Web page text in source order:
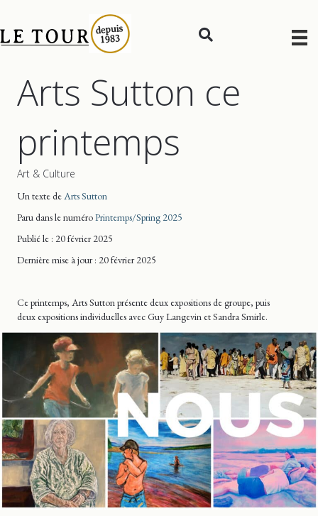
Arts Sutton ce
printemps
Art & Culture
Un texte deArts Sutton
Paru dans le numéroPrintemps/Spring 2025
Publié le : 20 février 2025
Dernière mise à jour: 20 février 2025
Ce printemps, Arts Sutton présente deux expositions de groupe, puis
deux expositions individuelles avec Guy Langevin et Sandra Smirle.